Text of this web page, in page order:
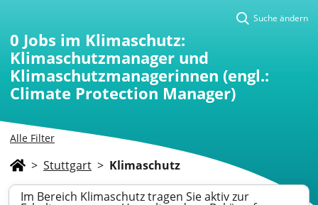
Alle Filter
Suche ändern
0 Jobs im Klimaschutz:
Klimaschutzmanager und
Klimaschutzmanagerinnen (engl.:
Climate Protection Manager)
> Stuttgart > Klimaschutz
Im Bereich Klimaschutz tragen Sie aktiv zur